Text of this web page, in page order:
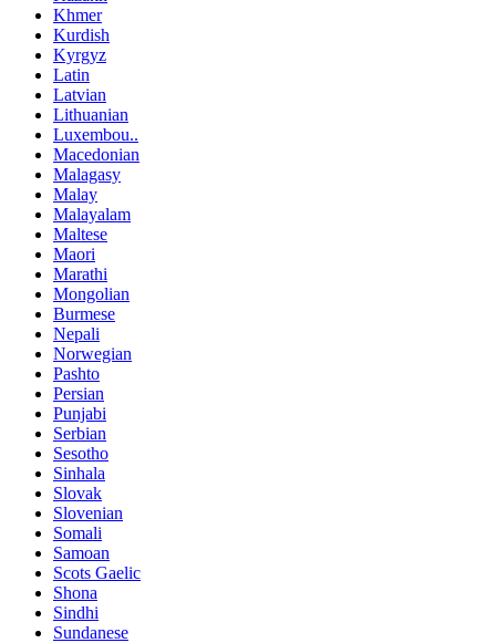
Khmer
Kurdish
Kyrgyz
Latin
Latvian
Lithuanian
Luxembou..
Macedonian
Malagasy
Malay
Malayalam
Maltese
Maori
Marathi
Mongolian
Burmese
Nepali
Norwegian
Pashto
Persian
Punjabi
Serbian
Sesotho
Sinhala
Slovak
Slovenian
Somali
Samoan
Scots Gaelic
Shona
Sindhi
Sundanese